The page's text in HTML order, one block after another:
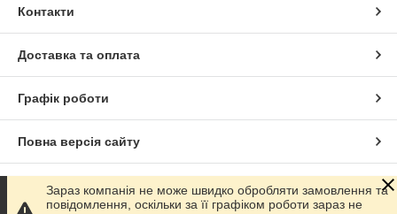
Контакти
Доставка та оплата
Графік роботи
Повна версія сайту
Сайт створено на маркетплейсіProm.ua
Зараз компанія не може швидко обробляти замовлення та
повідомлення, оскільки за її графіком роботи зараз не